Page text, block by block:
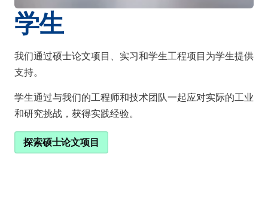
学生
我们通过硕士论文项目、实习和学生工程项目为学生提供
支持。
学生通过与我们的工程师和技术团队一起应对实际的工业
和研究挑战，获得实践经验。
探索硕士论文项目